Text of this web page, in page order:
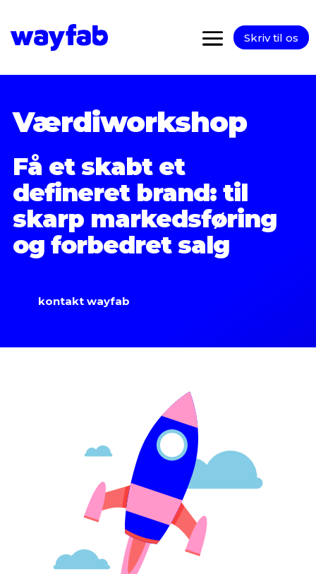
Skriv til os
Værdiworkshop
Få et skabt et
defineret brand: til
skarp markedsføring
og forbedret salg
kontakt wayfab